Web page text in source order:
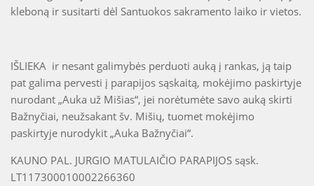
kleboną ir susitarti dėl Santuokos sakramento laiko ir vietos.
IŠLIEKA ir nesant galimybės perduoti auką į rankas, ją taip
pat galima pervesti į parapijos sąskaitą, mokėjimo paskirtyje
nurodant „Auka už Mišias“, jei norėtumėte savo auką skirti
Bažnyčiai, neužsakant šv. Mišių, tuomet mokėjimo
paskirtyje nurodykit „Auka Bažnyčiai“.
KAUNO PAL. JURGIO MATULAIČIO PARAPIJOS sąsk.
LT117300010002266360